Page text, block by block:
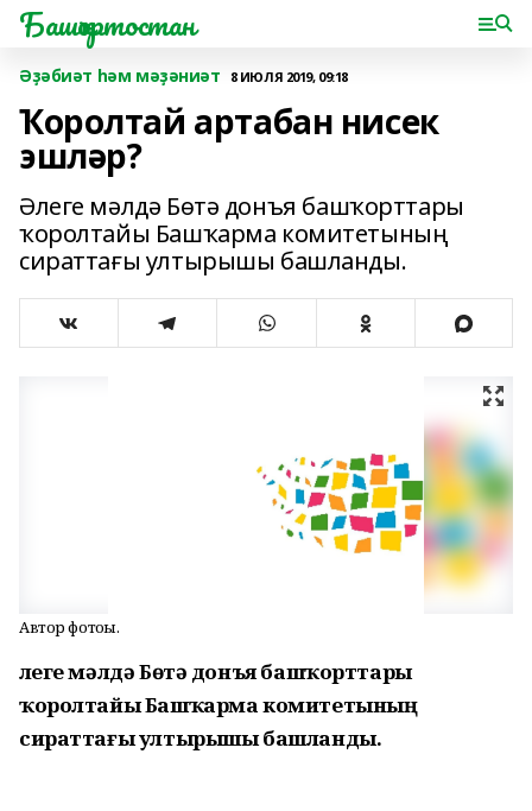
Башҡортостан
Әҙәбиәт һәм мәҙәниәт 8 ИЮЛЯ 2019, 09:18
Ҡоролтай артабан нисек
эшләр?
Әлеге мәлдә Бөтә донъя башҡорттары
ҡоролтайы Башҡарма комитетының
сираттағы ултырышы башланды.
Автор фотоһы.
Әлеге мәлдә Бөтә донъя башҡорттары
ҡоролтайы Башҡарма комитетының
сираттағы ултырышы башланды.